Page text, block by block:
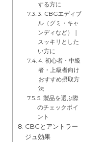
する方に
3. CBGエディブ
ル（グミ・キャ
ンディなど）｜
スッキリとした
い方に
4. 初心者・中級
者・上級者向け
おすすめ摂取方
法
5. 製品を選ぶ際
のチェックポイ
ント
CBGとアントラー
ジュ効果